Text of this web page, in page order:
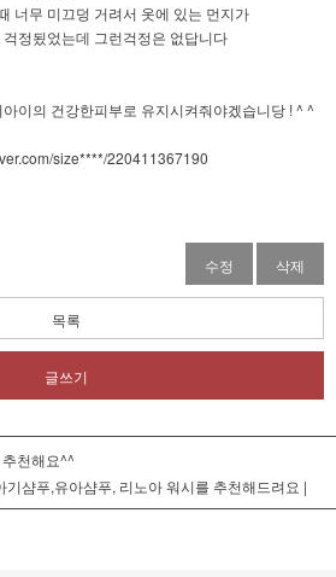
너무 미끄덩 거려서 옷에 있는 먼지가
정됬었는데 그런걱정은 없답니다
이의 건강한피부로 유지시켜줘야겠습니당 ! ^ ^
size****/220411367190
수정 삭제
목록
글쓰기
천해요^^
기샴푸,유아샴푸, 리노아 워시를 추천해드려요 |